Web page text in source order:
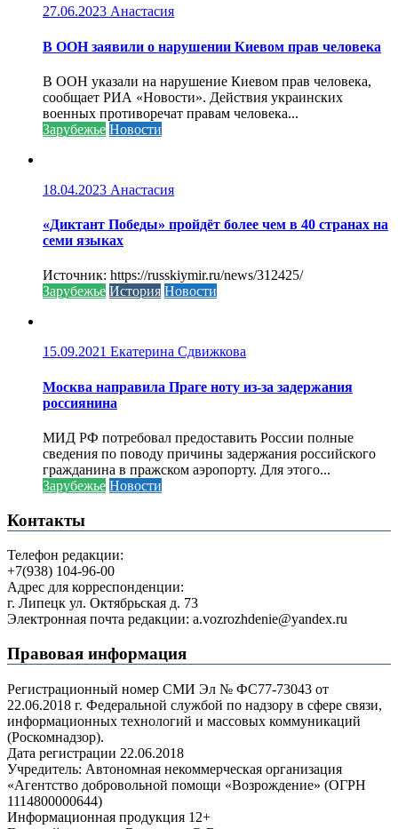
27.06.2023 Анастасия
В ООН заявили о нарушении Киевом прав человека
В ООН указали на нарушение Киевом прав человека,
сообщает РИА «Новости». Действия украинских
военных противоречат правам человека...
Зарубежье Новости
18.04.2023 Анастасия
«Диктант Победы» пройдёт более чем в 40 странах на
семи языках
Источник: https://russkiymir.ru/news/312425/
Зарубежье История Новости
15.09.2021 Екатерина Сдвижкова
Москва направила Праге ноту из-за задержания
россиянина
МИД РФ потребовал предоставить России полные
сведения по поводу причины задержания российского
гражданина в пражском аэропорту. Для этого...
Зарубежье Новости
Контакты
Телефон редакции:
+7(938) 104-96-00
Адрес для корреспонденции:
г. Липецк ул. Октябрьская д. 73
Электронная почта редакции: a.vozrozhdenie@yandex.ru
Правовая информация
Регистрационный номер СМИ Эл № ФС77-73043 от
22.06.2018 г. Федеральной службой по надзору в сфере связи,
информационных технологий и массовых коммуникаций
(Роскомнадзор).
Дата регистрации 22.06.2018
Учредитель: Автономная некоммерческая организация
«Агентство добровольной помощи «Возрождение» (ОГРН
1114800000644)
Информационная продукция 12+